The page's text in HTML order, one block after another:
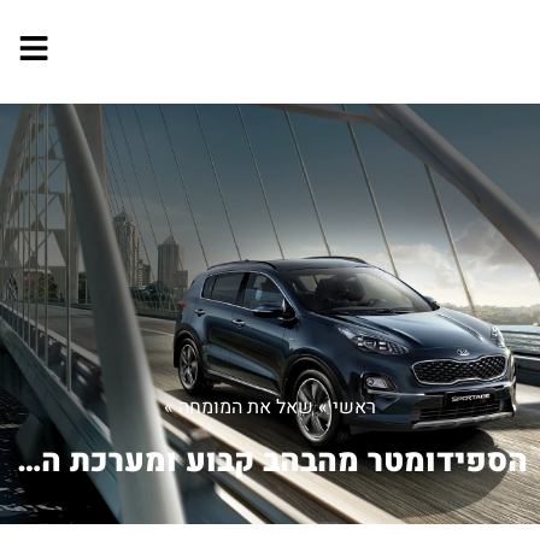
ראשי»שאל את המומחה»
הספידומטר מהבהב קבוע ומערכת השמע לא מ...